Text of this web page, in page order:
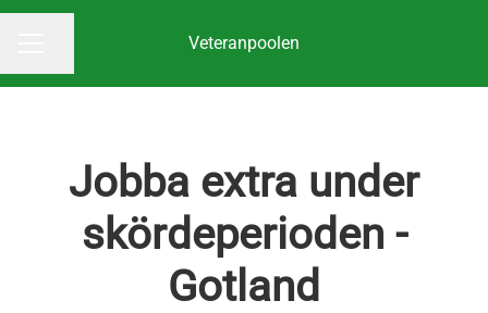
Veteranpoolen
Jobba extra under
skördeperioden -
Gotland